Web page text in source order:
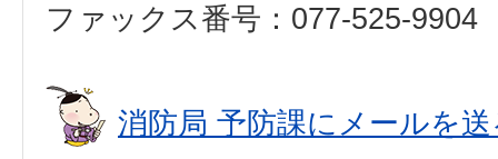
ファックス番号：077-525-9904
消防局 予防課にメールを